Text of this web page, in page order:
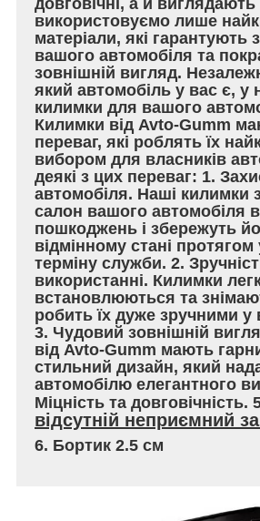
використовуємо лише
матеріали, які гарантують
вашого автомобіля та
зовнішній вигляд.
який автомобіль у вас є, у
килимки для вашого
Килимки від Avto-Gumm
переваг, які роблять їх
вибором для власників
деякі з цих переваг: 1.
автомобіля. Наші килимки
салон вашого автомобіля
пошкоджень і збережуть
відмінному стані протягом
терміну служби. 2.
використанні. Килимки
встановлюються та
робить їх дуже зручними у
3. Чудовий зовнішній
від Avto-Gumm мають
стильний дизайн, який
автомобілю елегантного
Міцність та довговічність.
відсутній неприємний
6. Бортик 2.5 см